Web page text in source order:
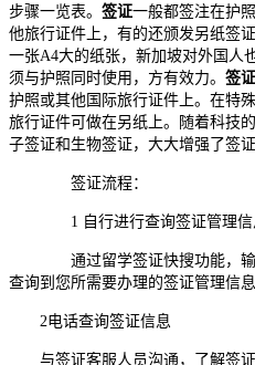
步骤一览表。 签证一般都签注在护
他旅行证件上，有的还颁发另纸签
一张A4大的纸张，新加坡对外国人
须与护照同时使用，方有效力。 签
护照或其他国际旅行证件上。在特
旅行证件可做在另纸上。随着科技
子签证和生物签证，大大增强了签证
签证流程：
1 自行进行查询签证管理信
通过留学签证快搜功能，输
查询到您所需要办理的签证管理信息
2电话查询签证信息
与签证客服人员沟通，了解签